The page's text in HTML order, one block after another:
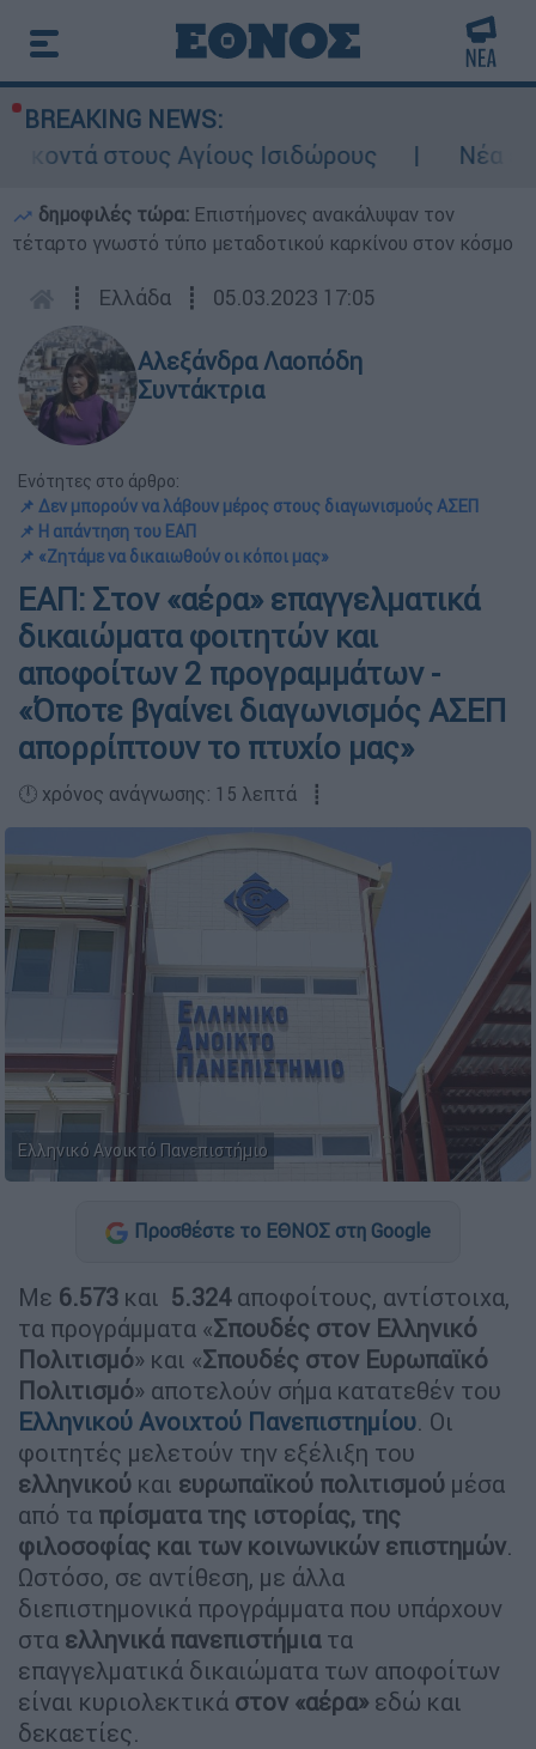
BREAKING NEWS:
Αγίους Ισιδώρους
Νέα ένταση στα
δημοφιλές τώρα: Επιστήμονες ανακάλυψαν τον
τέταρτο γνωστό τύπο μεταδοτικού καρκίνου στον κόσμο
┋ Ελλάδα ┋ 05.03.2023 17:05
Αλεξάνδρα Λαοπόδη
Συντάκτρια
Ενότητες στο άρθρο:
📌 Δεν μπορούν να λάβουν μέρος στους διαγωνισμούς ΑΣΕΠ
📌 Η απάντηση του ΕΑΠ
📌 «Ζητάμε να δικαιωθούν οι κόποι μας»
ΕΑΠ: Στον «αέρα» επαγγελματικά
δικαιώματα φοιτητών και
αποφοίτων 2 προγραμμάτων -
«Όποτε βγαίνει διαγωνισμός ΑΣΕΠ
απορρίπτουν το πτυχίο μας»
🕛 χρόνος ανάγνωσης: 15 λεπτά ┋
Ελληνικό Ανοικτό Πανεπιστήμιο
Προσθέστε το ΕΘΝΟΣ στη Google
Με 6.573 και 5.324αποφοίτους, αντίστοιχα,
τα προγράμματα «Σπουδές στον Ελληνικό
Πολιτισμό» και «Σπουδές στον Ευρωπαϊκό
Πολιτισμό» αποτελούν σήμα κατατεθέν του
Ελληνικού Ανοιχτού Πανεπιστημίου. Οι
φοιτητές μελετούν την εξέλιξη του
ελληνικού και ευρωπαϊκού πολιτισμού μέσα
από τα πρίσματα της ιστορίας, της
φιλοσοφίας και των κοινωνικών επιστημών.
Ωστόσο, σε αντίθεση, με άλλα
διεπιστημονικά προγράμματα που υπάρχουν
στα ελληνικά πανεπιστήμιατα
επαγγελματικά δικαιώματα των αποφοίτων
είναι κυριολεκτικά στον «αέρα» εδώ και
δεκαετίες.